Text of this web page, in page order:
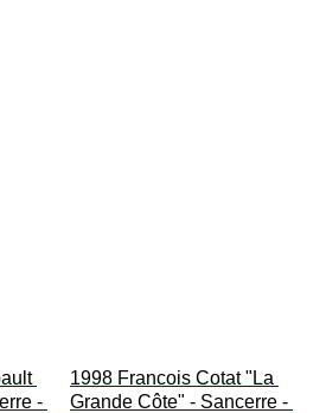
-
1998 Francois Cotat "La
Grande Côte" - Sancerre -